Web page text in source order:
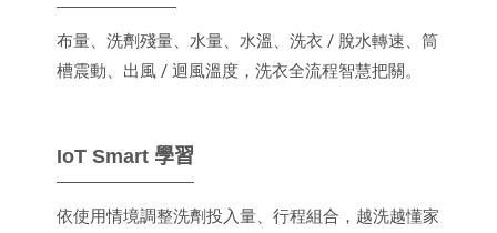
布量、洗劑殘量、水量、水溫、洗衣 / 脫水轉速、筒
槽震動、出風 / 迴風溫度，洗衣全流程智慧把關。
IoT Smart 學習
依使用情境調整洗劑投入量、行程組合，越洗越懂家